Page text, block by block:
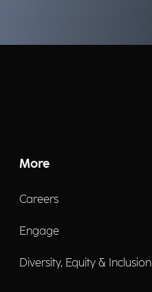
More
Careers
Engage
Diversity, Equity & Inclusion